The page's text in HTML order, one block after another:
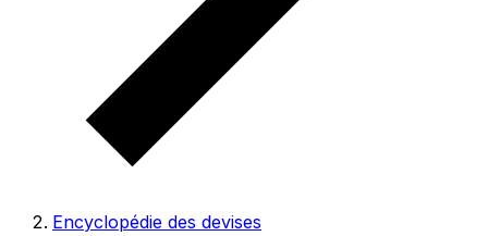
Encyclopédie des devises